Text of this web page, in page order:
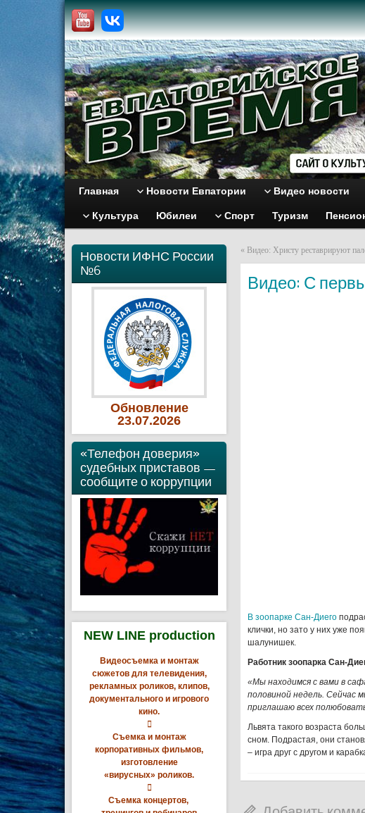
Главная Новости Евпатории Видео новости
Культура Юбилеи Спорт Туризм
Новости ИФНС России
№6
Обновление
23.07.2026
«Телефон доверия»
судебных приставов —
сообщите о коррупции
NEW LINE production
Видеосъемка и монтаж
сюжетов для телевидения,
рекламных роликов, клипов,
документального и игрового
кино.

Съемка и монтаж
корпоративных фильмов,
изготовление
«вирусных» роликов.

Съемка концертов,
« Видео: Христу реставрируют
Видео: С
В зоопарке Сан-Диего
клички, но зато у них уже
шалунишек.
Работник зоопарка Сан-
«Мы находимся с вами в
половиной недель. Сейчас
приглашаю всех
Львята такого возраста
сном. Подрастая, они
– игра друг с другом и